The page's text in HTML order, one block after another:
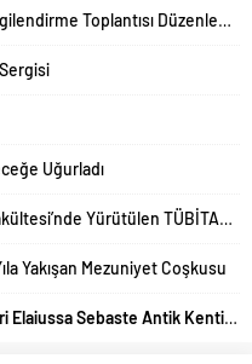
Toplantısı Düzenlendi
Uğurladı
TÜBİTAK 4005 Projesi Başarıyla Sonuçlandı
Yakışan Mezuniyet Coşkusu
Kentini Uzmanlar Eşliğinde Yerinde İnceledi